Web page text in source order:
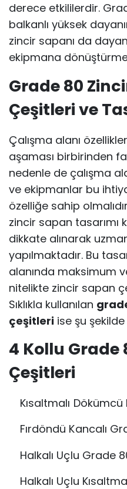
derece etkililerdir.
balkanlı yüksek
zincir sapanı da
ekipmana
Grade 80
Çeşitleri ve
Çalışma alanı
aşaması birbirinden
nedenle de çalışma
ve ekipmanlar bu
özelliğe sahip
zincir sapan tasarımı
dikkate alınarak
yapılmaktadır. Bu
alanında maksimum
nitelikte zincir sapan
Sıklıkla kullanılan
çeşitleri ise şu
4 Kollu Grade
Çeşitleri
Kısaltmalı Dökümcü
Fırdöndü Kancalı
Halkalı Uçlu Grade
Halkalı Uçlu